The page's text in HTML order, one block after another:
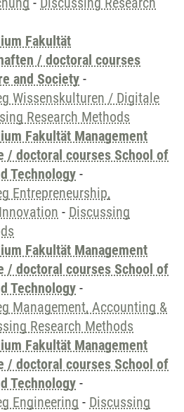
Fakultät
/ doctoral courses
and Society -
Wissenskulturen / Digitale
Research Methods
Fakultät Management
/ doctoral courses School of
Technology -
Entrepreneurship,
- Discussing
Fakultät Management
/ doctoral courses School of
Technology -
Management, Accounting &
Research Methods
Fakultät Management
/ doctoral courses School of
Technology -
Engineering - Discussing